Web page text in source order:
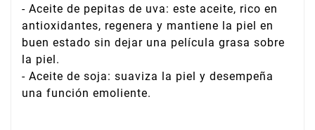
- Aceite de pepitas de uva: este aceite, rico en
antioxidantes, regenera y mantiene la piel en
buen estado sin dejar una película grasa sobre
la piel.
- Aceite de soja: suaviza la piel y desempeña
una función emoliente.